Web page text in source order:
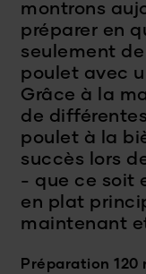
montrons
préparer en
seulement
poulet avec
Grâce à la
de
poulet à la
succès lors
- que ce soit
en plat
maintenant
Préparation 120